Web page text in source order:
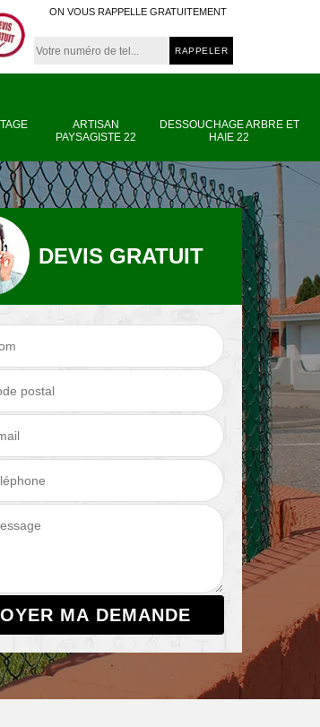
ON VOUS RAPPELLE GRATUITEMENT
ARTISAN
PAYSAGISTE 22
DESSOUCHAGE ARBRE ET
HAIE 22
abattage
arbre 22
Artisan paysagiste
22
DEVIS GRATUIT